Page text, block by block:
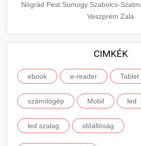
Nógrád Pest Somogy Szabolcs-
Veszprém Zala
CIMKÉK
ebook e-reader Tablet
számítógép Mobil led
led szalag időállóság